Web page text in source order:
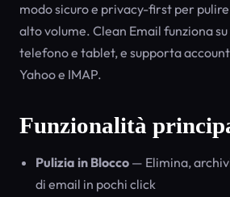
modo sicuro e privacy-first per
alto volume. Clean Email funziona
telefono e tablet, e supporta
Yahoo e IMAP.
Funzionalità
Pulizia in Blocco — Elimina,
di email in pochi click